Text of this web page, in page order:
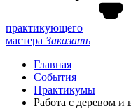
практикующего
мастера Заказать
Главная
События
Практикумы
Работа с деревом и